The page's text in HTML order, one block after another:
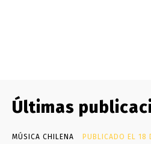
Últimas
MÚSICA CHILENA PUBLICADO EL 18